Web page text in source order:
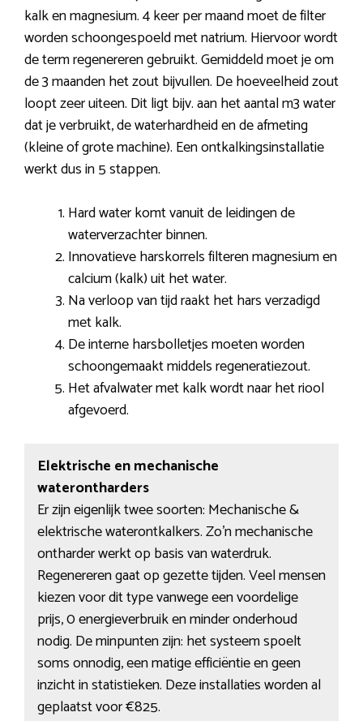
kalk en magnesium. 4 keer per maand moet de filter
worden schoongespoeld met natrium. Hiervoor wordt
de term regenereren gebruikt. Gemiddeld moet je om
de 3 maanden het zout bijvullen. De hoeveelheid zout
loopt zeer uiteen. Dit ligt bijv. aan het aantal m3 water
dat je verbruikt, de waterhardheid en de afmeting
(kleine of grote machine). Een ontkalkingsinstallatie
werkt dus in 5 stappen.
Hard water komt vanuit de leidingen de
waterverzachter binnen.
Innovatieve harskorrels filteren magnesium en
calcium (kalk) uit het water.
Na verloop van tijd raakt het hars verzadigd
met kalk.
De interne harsbolletjes moeten worden
schoongemaakt middels regeneratiezout.
Het afvalwater met kalk wordt naar het riool
afgevoerd.
Elektrische en mechanische
waterontharders
Er zijn eigenlijk twee soorten: Mechanische &
elektrische waterontkalkers. Zo’n mechanische
ontharder werkt op basis van waterdruk.
Regenereren gaat op gezette tijden. Veel mensen
kiezen voor dit type vanwege een voordelige
prijs, 0 energieverbruik en minder onderhoud
nodig. De minpunten zijn: het systeem spoelt
soms onnodig, een matige efficiëntie en geen
inzicht in statistieken. Deze installaties worden al
geplaatst voor €825.